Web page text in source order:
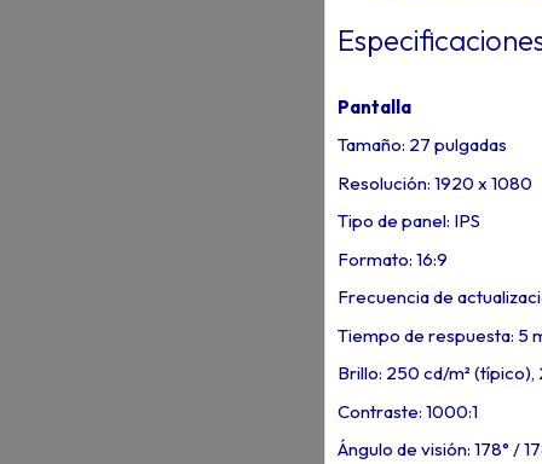
Pantalla
Tamaño: 27 pulgadas
Resolución: 1920 x 1080
Tipo de panel: IPS
Formato: 16:9
Frecuencia de
Tiempo de respuesta: 5
Brillo: 250 cd/m²
Contraste: 1000:1
Ángulo de visión: 178° /